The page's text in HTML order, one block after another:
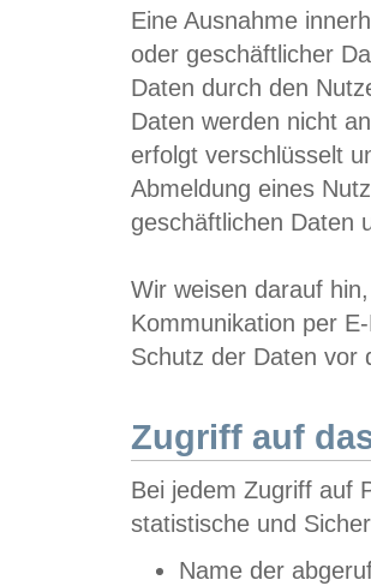
Eine Ausnahme
oder geschäftlicher
Daten durch den
Daten werden nicht
erfolgt verschlüsselt
Abmeldung eines
geschäftlichen Daten
Wir weisen darauf
Kommunikation per
Schutz der Daten vor
Zugriff auf
Bei jedem Zugriff auf
statistische und
Name der